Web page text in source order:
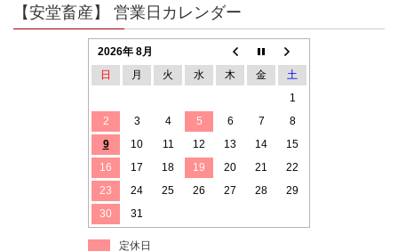
【安堂畜産】 営業日カレンダー
2026年 8月
日
月 火 水 木 金
土
1
2
3 4 5 6 7
8
9
10 11 12 13 14
15
16
17 18 19 20 21
22
23
24 25 26 27 28
29
30
31
定休日